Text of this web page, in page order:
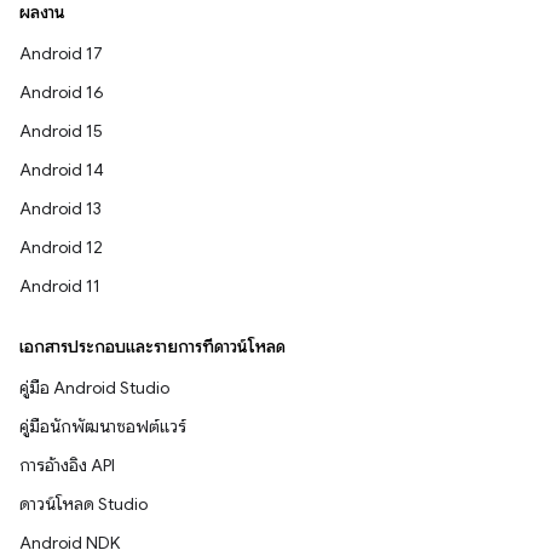
ผลงาน
Android 17
Android 16
Android 15
Android 14
Android 13
Android 12
Android 11
เอกสารประกอบและรายการที่ดาวน์โหลด
คู่มือ Android Studio
คู่มือนักพัฒนาซอฟต์แวร์
การอ้างอิง API
ดาวน์โหลด Studio
Android NDK